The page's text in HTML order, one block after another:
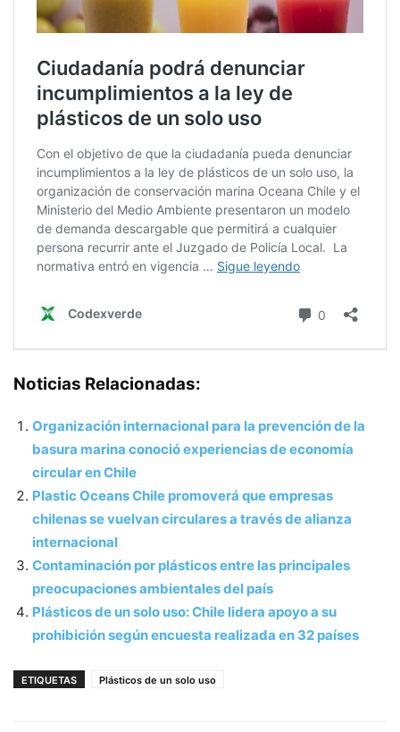
Noticias Relacionadas:
Organización internacional para la prevención de la
basura marina conoció experiencias de economía
circular en Chile
Plastic Oceans Chile promoverá que empresas
chilenas se vuelvan circulares a través de alianza
internacional
Contaminación por plásticos entre las principales
preocupaciones ambientales del país
Plásticos de un solo uso: Chile lidera apoyo a su
prohibición según encuesta realizada en 32 países
ETIQUETAS Plásticos de un solo uso